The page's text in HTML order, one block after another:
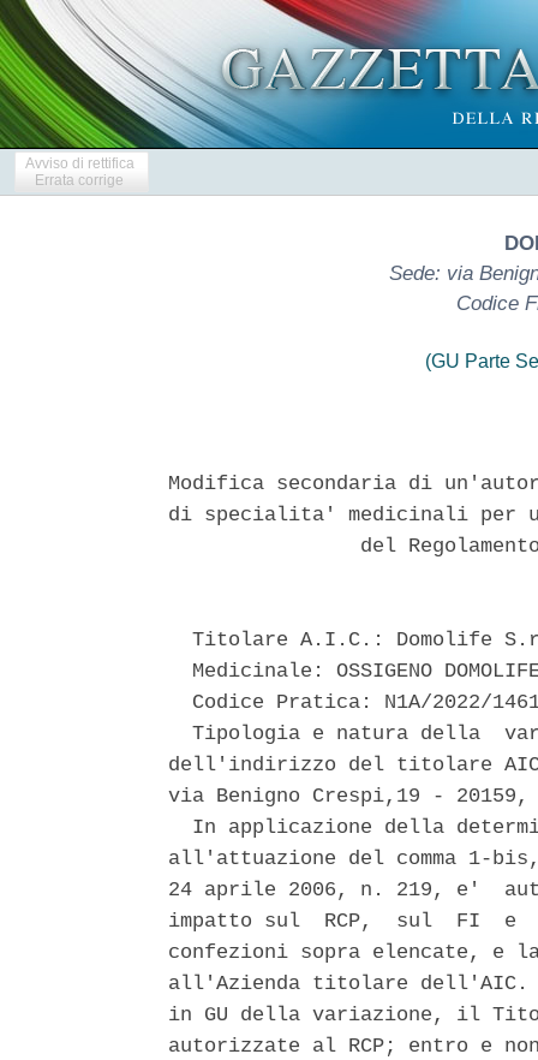
Avviso di rettifica
Errata corrige
Sede: via
Codice
(GU Parte
Modifica secondaria di
di specialita' medicinali per
del
Titolare A.I.C.: Domolife
Medicinale: OSSIGENO
Codice Pratica: N1A/2022/
Tipologia e natura della
dell'indirizzo del titolare AIC
via Benigno Crespi,19 -
In applicazione della
all'attuazione del comma 1-
24 aprile 2006, n. 219, e'
impatto sul  RCP,  sul  FI
confezioni sopra elencate,
all'Azienda titolare dell'AIC.
in GU della variazione, il
autorizzate al RCP; entro e